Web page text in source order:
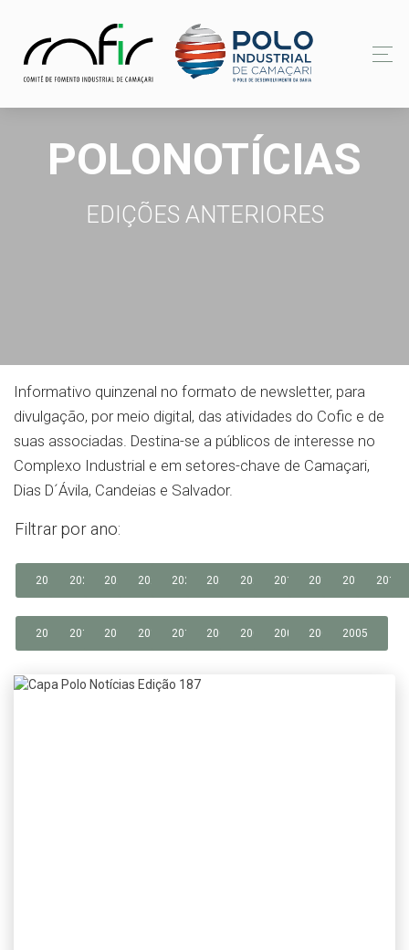
POLONOTÍCIAS
EDIÇÕES ANTERIORES
Informativo quinzenal no formato de newsletter, para
divulgação, por meio digital, das atividades do Cofic e de
suas associadas. Destina-se a públicos de interesse no
Complexo Industrial e em setores-chave de Camaçari,
Dias D´Ávila, Candeias e Salvador.
Filtrar por ano:
2026 2025 2024 2023 2022 2021 2020 2019 2018 2017 2016
2014 2013 2012 2011 2010 2009 2008 2007 2006 2005